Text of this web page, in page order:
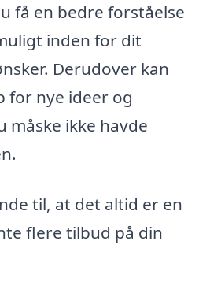
få en bedre forståelse
inden for dit
Derudover kan
for nye ideer og
måske ikke havde
til, at det altid er en
flere tilbud på din